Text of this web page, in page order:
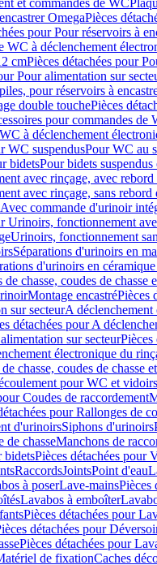
et commandes de WC
OmegaPièces
pour Pour réservoirs à
WC à déclenchement
cmPièces détachées pour
Pour alimentation sur
pour réservoirs à
double touchePièces
pour commandes de
à déclenchement
WC suspendusPour WC au
bidetsPour bidets suspendus
avec rinçage, avec rebord
avec rinçage, sans rebord
commande d'urinoir
Urinoirs, fonctionnement
Urinoirs, fonctionnement
Séparations d'urinoirs en
d'urinoirs en
de chasse, coudes de chasse
Montage encastréPièces
sur secteurA
détachées pour A
sur secteur
électronique du
chasse, coudes de chasse
pour WC et
Coudes de raccordement
pour Rallonges de
d'urinoirsSiphons d'urinoirs
de chasseManchons de
bidetsPièces détachées pour
RaccordsJointsPoint d'eau
à poserLave-mainsPièces
Lavabos à emboîter
Pièces détachées pour
détachées pour
Pièces détachées pour
de fixationCaches